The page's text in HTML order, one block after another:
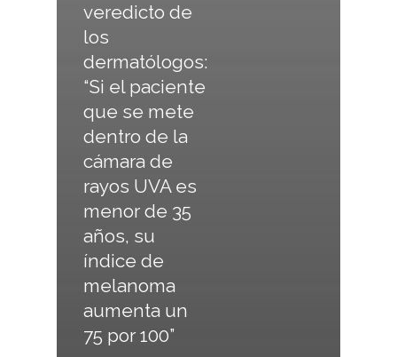
veredicto de
los
dermatólogos:
“Si el paciente
que se mete
dentro de la
cámara de
rayos UVA es
menor de 35
años, su
índice de
melanoma
aumenta un
75 por 100”